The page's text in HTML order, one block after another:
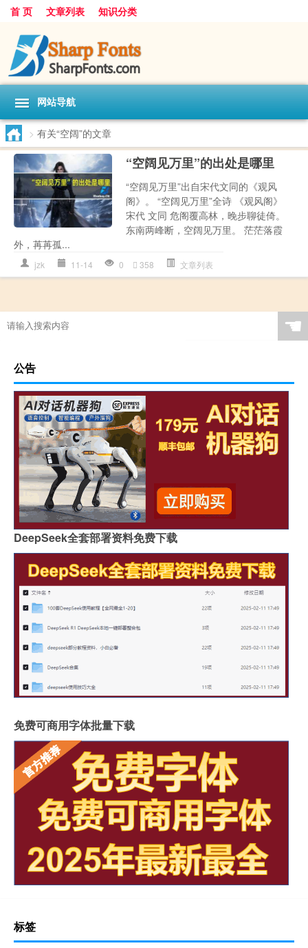
首 页 文章列表 知识分类
网站导航
> 有关“空阔”的文章
“空阔见万里”的出处是哪里
“空阔见万里”出自宋代文同的《观风
阁》。 “空阔见万里”全诗 《观风阁》
宋代 文同 危阁覆高林，晚步聊徒倚。
东南两峰断，空阔见万里。 茫茫落霞
外，苒苒孤...
jzk 11-14 0 358 文章列表
☚
公告
DeepSeek全套部署资料免费下载
免费可商用字体批量下载
标签